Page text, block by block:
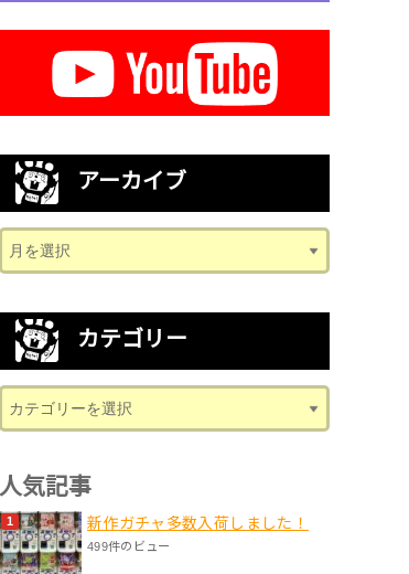
アーカイブ
カテゴリー
人気記事
新作ガチャ多数入荷しました！
499件のビュー